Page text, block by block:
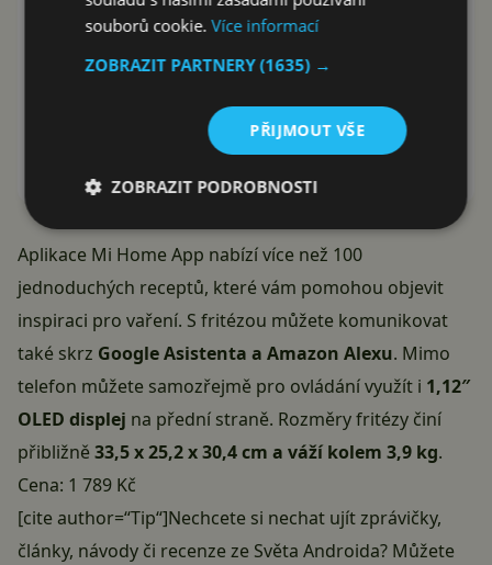
Xiaomi Home
Beijing Xiaomi Mobile Software Co.,Ltd
Instalovat (Free)
Aplikace Mi Home App nabízí více než 100
jednoduchých receptů, které vám pomohou objevit
inspiraci pro vaření. S fritézou můžete komunikovat
také skrz Google Asistenta a Amazon Alexu. Mimo
telefon můžete samozřejmě pro ovládání využít i 1,12″
OLED displej na přední straně. Rozměry fritézy činí
přibližně33,5 x 25,2 x 30,4 cm a váží kolem 3,9 kg.
Cena: 1 789 Kč
[cite author=“Tip“]Nechcete si nechat ujít zprávičky,
články, návody či recenze ze Světa Androida? Můžete
souborů cookie.Více informací
ZOBRAZIT PARTNERY(1635) →
PŘIJMOUT VŠE
ZOBRAZIT PODROBNOSTI